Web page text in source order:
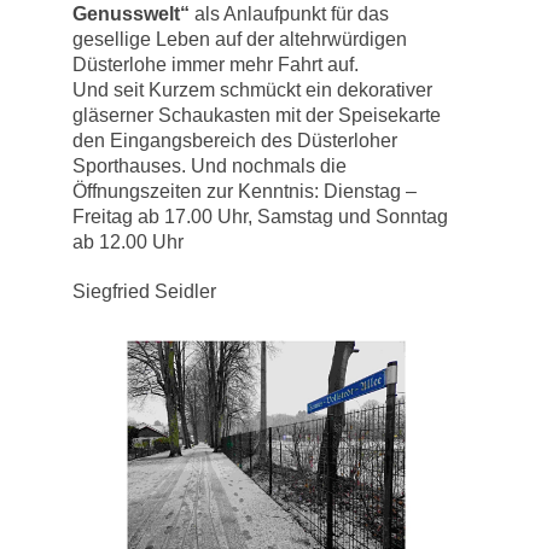
Genusswelt“ als Anlaufpunkt für das
gesellige Leben auf der altehrwürdigen
Düsterlohe immer mehr Fahrt auf.
Und seit Kurzem schmückt ein dekorativer
gläserner Schaukasten mit der Speisekarte
den Eingangsbereich des Düsterloher
Sporthauses. Und nochmals die
Öffnungszeiten zur Kenntnis: Dienstag –
Freitag ab 17.00 Uhr, Samstag und Sonntag
ab 12.00 Uhr
Siegfried Seidler